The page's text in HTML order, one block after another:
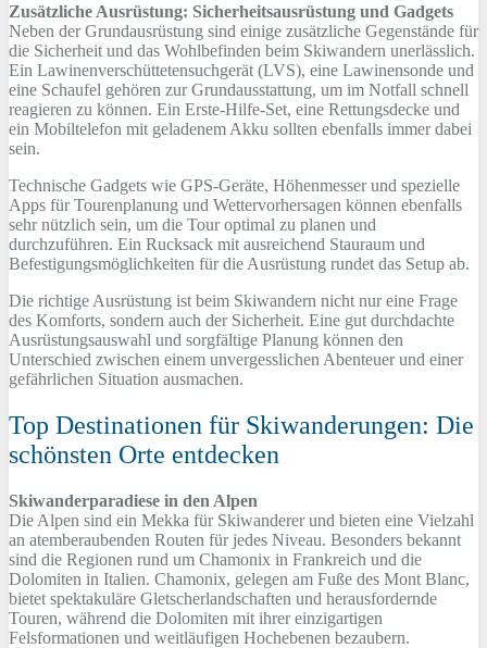
Zusätzliche Ausrüstung: Sicherheitsausrüstung und Gadgets
Neben der Grundausrüstung sind einige zusätzliche Gegenstände für
die Sicherheit und das Wohlbefinden beim Skiwandern unerlässlich.
Ein Lawinenverschüttetensuchgerät (LVS), eine Lawinensonde und
eine Schaufel gehören zur Grundausstattung, um im Notfall schnell
reagieren zu können. Ein Erste-Hilfe-Set, eine Rettungsdecke und
ein Mobiltelefon mit geladenem Akku sollten ebenfalls immer dabei
sein.
Technische Gadgets wie GPS-Geräte, Höhenmesser und spezielle
Apps für Tourenplanung und Wettervorhersagen können ebenfalls
sehr nützlich sein, um die Tour optimal zu planen und
durchzuführen. Ein Rucksack mit ausreichend Stauraum und
Befestigungsmöglichkeiten für die Ausrüstung rundet das Setup ab.
Die richtige Ausrüstung ist beim Skiwandern nicht nur eine Frage
des Komforts, sondern auch der Sicherheit. Eine gut durchdachte
Ausrüstungsauswahl und sorgfältige Planung können den
Unterschied zwischen einem unvergesslichen Abenteuer und einer
gefährlichen Situation ausmachen.
Top Destinationen für Skiwanderungen: Die
schönsten Orte entdecken
Skiwanderparadiese in den Alpen
Die Alpen sind ein Mekka für Skiwanderer und bieten eine Vielzahl
an atemberaubenden Routen für jedes Niveau. Besonders bekannt
sind die Regionen rund um Chamonix in Frankreich und die
Dolomiten in Italien. Chamonix, gelegen am Fuße des Mont Blanc,
bietet spektakuläre Gletscherlandschaften und herausfordernde
Touren, während die Dolomiten mit ihrer einzigartigen
Felsformationen und weitläufigen Hochebenen bezaubern.